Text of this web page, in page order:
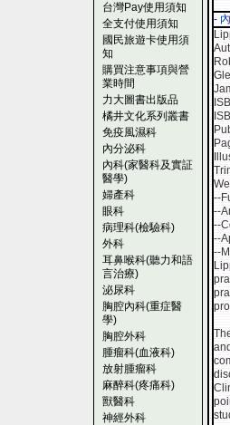
台灣Pay使用須知
全支付使用須知
國民旅遊卡使用須
知
購買注意事項與營
業時間
力大圖書出版品
橘井文化系列叢書
免疫風濕科
內分泌科
內科(家醫科及實証
醫學)
婦產科
眼科
病理科(檢驗科)
外科
耳鼻喉科(聽力和語
言治療)
泌尿科
胸腔內科(重症醫
學)
胸腔外科
腫瘤科(血液科)
放射腫瘤科
麻醉科(疼痛科)
獸醫科
神經外科
-
--
--
--
--
--